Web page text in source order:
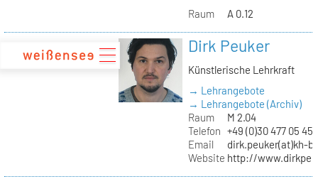
Raum
A 0.12
Dirk Peuker
Künstlerische Lehrkraft
→ Lehrangebote
→ Lehrangebote (Archiv)
Raum
M 2.04
Telefon +49 (0)30 477 05
Email
dirk.peuker(at)kh-
Website http://